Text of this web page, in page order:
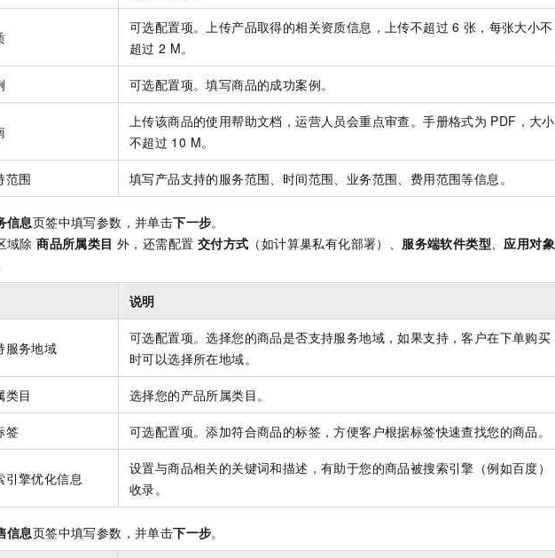
可选配置项。上传产品取得的相关资质信息，上传不超过 6 张，每张大小不
超过 2 M。
可选配置项。填写商品的成功案例。
上传该商品的使用帮助文档，运营人员会重点审查。手册格式为 PDF，大小
不超过 10 M。
范围 填写产品支持的服务范围、时间范围、业务范围、费用范围等信息。
信息页签中填写参数，并单击下一步。
域除商品所属类目 外，还需配置 交付方式 （如计算巢私有化部署）、 服务端软件类型 应用对象
说明
服务地域
可选配置项。选择您的商品是否支持服务地域，如果支持，客户在下单购买
时可以选择所在地域。
类目 选择您的产品所属类目。
签 可选配置项。添加符合商品的标签，方便客户根据标签快速查找您的商品。
引擎优化信息
设置与商品相关的关键词和描述，有助于您的商品被搜索引擎（例如百度）
收录。
信息页签中填写参数，并单击下一步。